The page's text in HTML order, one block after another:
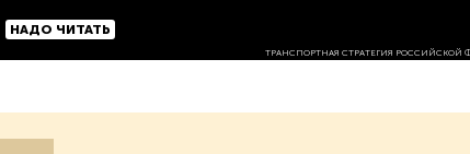
НАДО ЧИТАТЬ
ТРАНСПОРТНАЯ СТРАТЕГИЯ РОССИЙСКОЙ